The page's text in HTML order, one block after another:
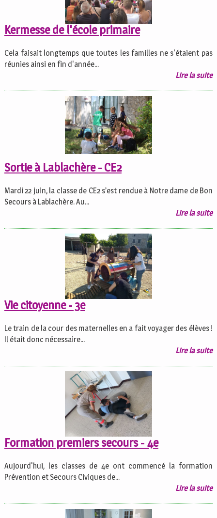
Kermesse de l'école primaire
Cela faisait longtemps que toutes les familles ne s'étaient pas
réunies ainsi en fin d'année...
Lire la suite
Sortie à Lablachère - CE2
Mardi 22 juin, la classe de CE2 s’est rendue à Notre dame de Bon
Secours à Lablachère. Au...
Lire la suite
Vie citoyenne - 3e
Le train de la cour des maternelles en a fait voyager des élèves !
Il était donc nécessaire...
Lire la suite
Formation premiers secours - 4e
Aujourd'hui, les classes de 4e ont commencé la formation
Prévention et Secours Civiques de...
Lire la suite